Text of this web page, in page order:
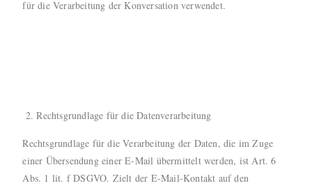
für die Verarbeitung der Konversation verwendet.
Rechtsgrundlage für die Datenverarbeitung
Rechtsgrundlage für die Verarbeitung der Daten, die im Zuge
einer Übersendung einer E-Mail übermittelt werden, ist Art. 6
Abs. 1 lit. f DSGVO. Zielt der E-Mail-Kontakt auf den